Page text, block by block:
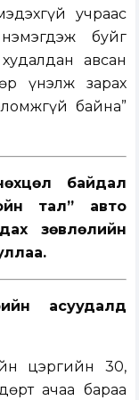
учраас
буйг
авсан
үнэлж зарах
байна”
байдал
тал” авто
зөвлөлийн
асуудалд
цэргийн 30,
ачаа бараа